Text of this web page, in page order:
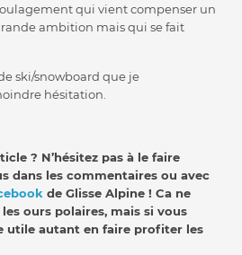
qui vient compenser un
ambition mais qui se fait
ski/snowboard que je
hésitation.
? N’hésitez pas à le faire
dans les commentaires ou avec
de Glisse Alpine ! Ca ne
ours polaires, mais si vous
utile autant en faire profiter les